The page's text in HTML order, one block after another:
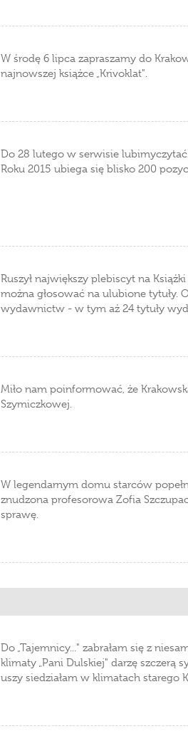
W środę 6 lipca zapraszamy do
najnowszej książce „Krivoklat".
Do 28 lutego w serwisie
Roku 2015 ubiega się blisko 200
Ruszył największy plebiscyt na
można głosować na ulubione tytuły.
wydawnictw - w tym aż 24 tytuły
Miło nam poinformować, że
Szymiczkowej.
W legendarnym domu starców
znudzona profesorowa Zofia
sprawę.
Do „Tajemnicy..." zabrałam się z
klimaty „Pani Dulskiej" darzę szczerą
uszy siedziałam w klimatach starego